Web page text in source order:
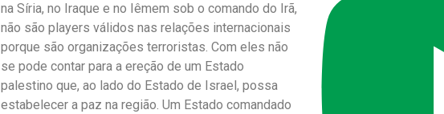
na Síria, no Iraque e no Iêmem sob o comando do Irã,
não são players válidos nas relações internacionais
porque são organizações terroristas. Com eles não
se pode contar para a ereção de um Estado
palestino que, ao lado do Estado de Israel, possa
estabelecer a paz na região. Um Estado comandado